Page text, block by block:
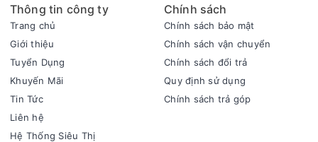
- Máy hút ẩm Sharp dùng công nghệ Plasmacluster Ion ngăn
chặn nấm mốc trong không khí, vi khuẩn, virus trong không
khí, tác nhân gây dị ứng, phấn hoa từ cây thân gỗ và mùi
Độ ồn, công suất hút ẩm và công suất hoạt động
- Độ ồn 53 dB tương đương lượng mưa vừa phải nên sẽ
không gây ảnh hưởng đến sinh hoạt của bạn và gia đình khi
máy hoạt động.
Thông tin công ty
Trang chủ
Giới thiệu
Tuyển Dụng
Khuyến Mãi
Tin Tức
Liên hệ
Hệ Thống Siêu Thị
Chính sách
Chính sách bảo mật
Chính sách vận chuyển
Chính sách đổi trả
Quy định sử dụng
Chính sách trả góp